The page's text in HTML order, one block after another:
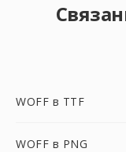
WOFF в TTF
WOFF в PNG